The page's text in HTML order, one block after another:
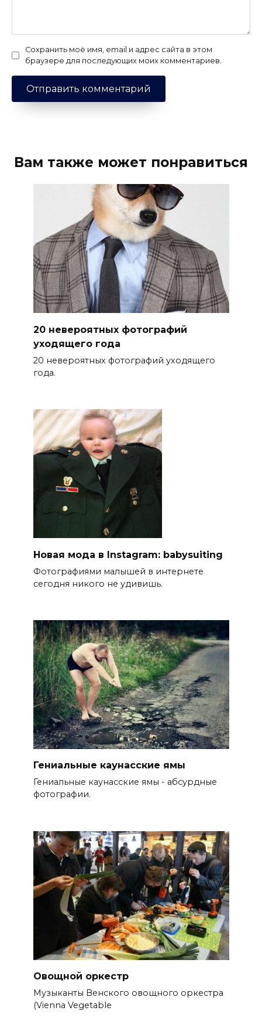
Сохранить моё имя, email и адрес сайта в этом
браузере для последующих моих комментариев.
Вам также может понравиться
20 невероятных фотографий
уходящего года
20 невероятных фотографий уходящего
года.
Новая мода в Instagram: babysuiting
Фотографиями малышей в интернете
сегодня никого не удивишь.
Гениальные каунасские ямы
Гениальные каунасские ямы - абсурдные
фотографии.
Овощной оркестр
Музыканты Венского овощного оркестра
(Vienna Vegetable